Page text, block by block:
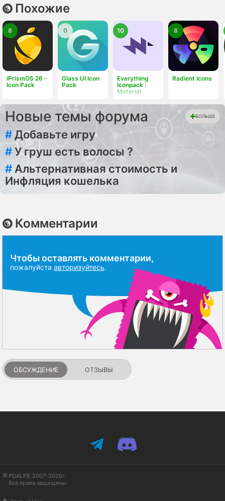
Похожие
iPrismOS 26 -
Icon Pack
8
Glass UI Icon
Pack
0
Everything
Iconpack :
Material
10
Radient Icons
8
Новые темы форума БОЛЬШЕ
#Добавьте игру
#У груш есть волосы ?
# Альтернативная стоимость и
Инфляция кошелька
Комментарии
Чтобы оставлять комментарии,
пожалуйста авторизуйтесь.
ОБСУЖДЕНИЕ ОТЗЫВЫ
PDALIFE 2007-2026г.
Все права защищены.